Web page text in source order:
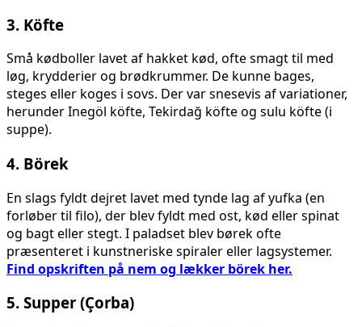
3. Köfte
Små kødboller lavet af hakket kød, ofte smagt til med
løg, krydderier og brødkrummer. De kunne bages,
steges eller koges i sovs. Der var snesevis af variationer,
herunder Inegöl köfte, Tekirdağ köfte og sulu köfte (i
suppe).
4. Börek
En slags fyldt dejret lavet med tynde lag af yufka (en
forløber til filo), der blev fyldt med ost, kød eller spinat
og bagt eller stegt. I paladset blev børek ofte
præsenteret i kunstneriske spiraler eller lagsystemer.
Find opskriften på nem og lækker börek her.
5. Supper (Çorba)